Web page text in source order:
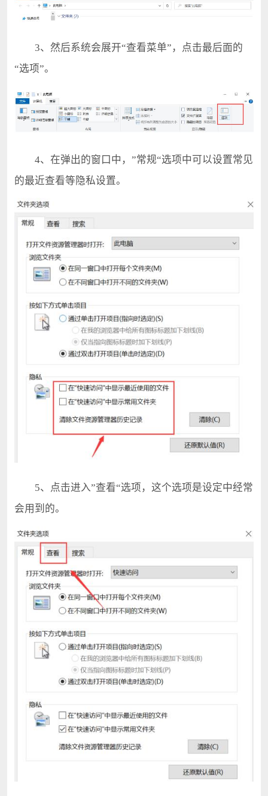
3、然后系统会展开“查看菜单”，点击最后面的
“选项”。
4、在弹出的窗口中，”常规“选项中可以设置常见
的最近查看等隐私设置。
5、点击进入”查看“选项，这个选项是设定中经常
会用到的。